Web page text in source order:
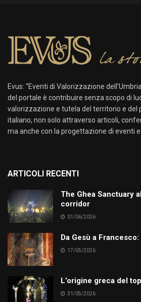
Evus: “Eventi di Valorizzazione
del portale è contribuire senza scopo di
valorizzazione e tutela del territorio e del
italiano, non solo attraverso articoli,
ma anche con la progettazione di eventi
ARTICOLI RECENTI
The Ghea Sanctuary
corridor
01/06/2026
Da Gesù a
17/05/2026
L’origine greca del
31/05/2026